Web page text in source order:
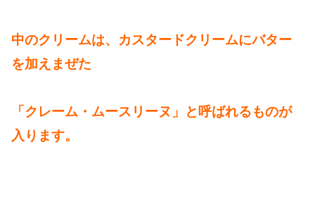
中のクリームは、カスタードクリームにバター
を加えまぜた
「クレーム・ムースリーヌ」と呼ばれるものが
入ります。